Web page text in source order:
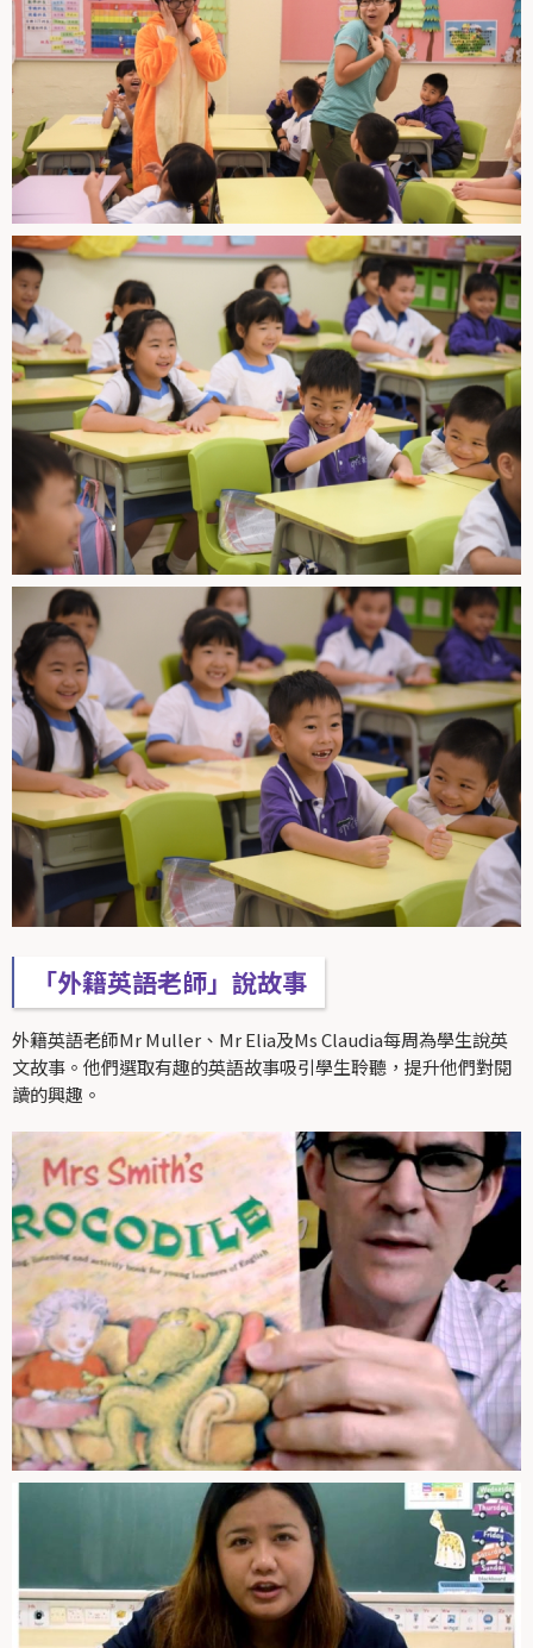
「外籍英語老師」說故事
外籍英語老師Mr Muller、Mr Elia及Ms Claudia每周為學生說英
文故事。他們選取有趣的英語故事吸引學生聆聽，提升他們對閱
讀的興趣。